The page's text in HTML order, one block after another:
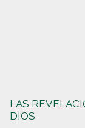
LAS
DIOS